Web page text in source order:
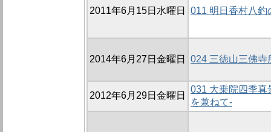
2011年6月15日水曜日 011 明日香村八釣
2014年6月27日金曜日 024 三徳山三佛寺
2012年6月29日金曜日
031 大乗院四季
を兼ねて-